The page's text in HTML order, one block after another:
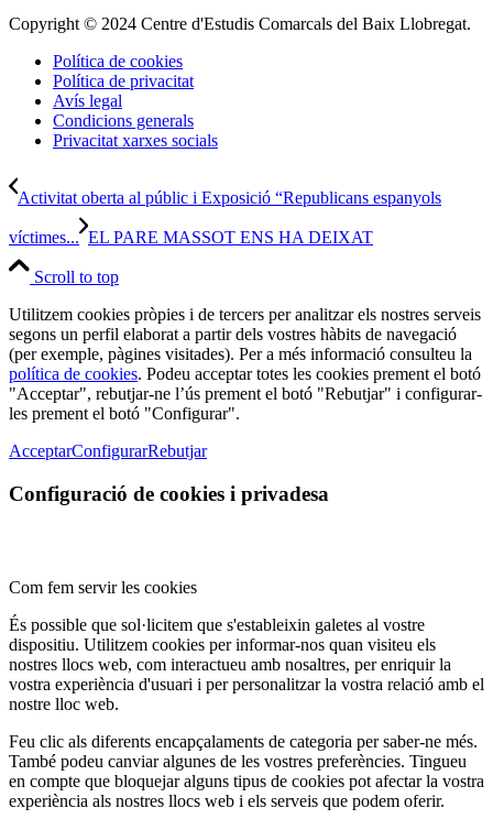
Copyright © 2024 Centre d'Estudis Comarcals del Baix Llobregat.
Política de cookies
Política de privacitat
Avís legal
Condicions generals
Privacitat xarxes socials
Activitat oberta al públic i Exposició “Republicans espanyols
víctimes... EL PARE MASSOT ENS HA DEIXAT
Scroll to top
Utilitzem cookies pròpies i de tercers per analitzar els nostres serveis
segons un perfil elaborat a partir dels vostres hàbits de navegació
(per exemple, pàgines visitades). Per a més informació consulteu la
política de cookies. Podeu acceptar totes les cookies prement el botó
"Acceptar", rebutjar-ne l’ús prement el botó "Rebutjar" i configurar-
les prement el botó "Configurar".
AcceptarConfigurarRebutjar
Configuració de cookies i privadesa
Com fem servir les cookies
És possible que sol·licitem que s'estableixin galetes al vostre
dispositiu. Utilitzem cookies per informar-nos quan visiteu els
nostres llocs web, com interactueu amb nosaltres, per enriquir la
vostra experiència d'usuari i per personalitzar la vostra relació amb el
nostre lloc web.
Feu clic als diferents encapçalaments de categoria per saber-ne més.
També podeu canviar algunes de les vostres preferències. Tingueu
en compte que bloquejar alguns tipus de cookies pot afectar la vostra
experiència als nostres llocs web i els serveis que podem oferir.